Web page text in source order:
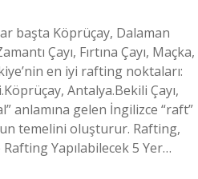
başta Köprüçay, Dalaman
Çayı, Fırtına Çayı, Maçka,
en iyi rafting noktaları:
Antalya.Bekili Çayı,
anlamına gelen İngilizce “raft”
temelini oluşturur. Rafting,
Yapılabilecek 5 Yer…